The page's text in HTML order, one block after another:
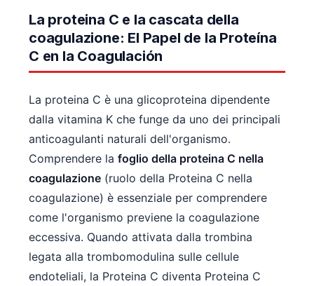
La proteina C e la cascata della
coagulazione: El Papel de la Proteína
C en la Coagulación
La proteina C è una glicoproteina dipendente
dalla vitamina K che funge da uno dei principali
anticoagulanti naturali dell'organismo.
Comprendere la foglio della proteina C nella
coagulazione (ruolo della Proteina C nella
coagulazione) è essenziale per comprendere
come l'organismo previene la coagulazione
eccessiva. Quando attivata dalla trombina
legata alla trombomodulina sulle cellule
endoteliali, la Proteina C diventa Proteina C